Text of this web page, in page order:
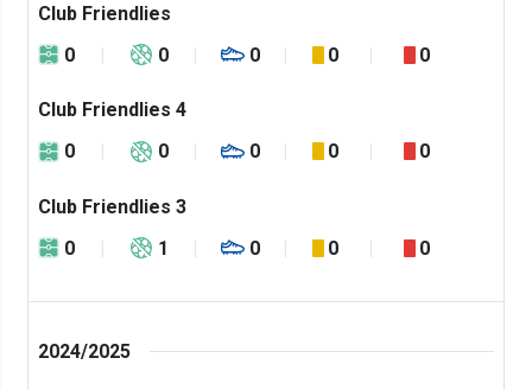
Club Friendlies
0
0 0 0 0
Club Friendlies 4
0
0 0 0 0
Club Friendlies 3
0
1 0 0 0
2024/2025